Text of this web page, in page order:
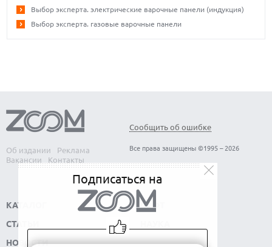
Выбор эксперта. электрические варочные панели (индукция)
Выбор эксперта. газовые варочные панели
Об издании
Реклама
Вакансии
Контакты
Сообщить об ошибке
Все права защищены ©1995 – 2026
КАТАЛОГ
СТАТЬИ
НОВОСТИ
СОФТ
Подписаться на